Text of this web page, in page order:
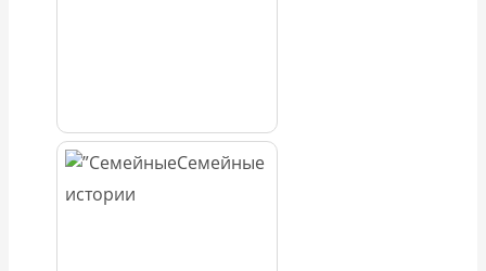
Семейные
истории